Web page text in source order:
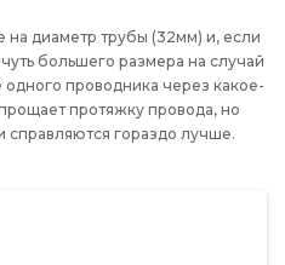
диаметр трубы (32мм) и, если
большего размера на случай
проводника через какое-
протяжку провода, но
гораздо лучше.